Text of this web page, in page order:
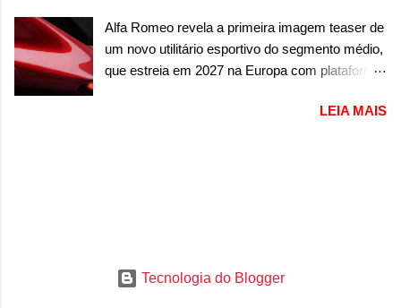
“protótipo aprimorado” que estabelece as bases
vendido na China apenas como ‘20’. Junto das
mudanças visuais, a marca confirmou que ele
pode ser um dos primeiros produtos da
Chamado de ’16 em 1’, também chamado de
Há mais quatro recursos de software como
gerenciamento...
Alfa Romeo revela a primeira imagem teaser de
um novo utilitário esportivo do segmento médio,
que estreia em 2027 na Europa com plataforma
imagem teaser de um novo utilitário esportivo
Nacional da Indústria Automotiva, organizada
LEIA MAIS
Tecnologia do Blogger